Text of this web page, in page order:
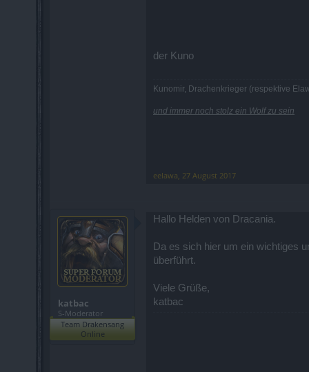
Das deckt sich ja für den Wütenden
der Kuno
Kunomir, Drachenkrieger (respektive
und immer noch stolz ein Wolf zu sein
eelawa, 27 August 2017
katbac
S-Moderator
Team Drakensang
Online
Hallo Helden von Dracania.
Da es sich hier um ein wichtiges
überführt.
Viele Grüße,
katbac